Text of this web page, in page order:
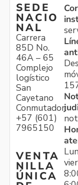
SEDE
NACIO
NAL
Carrera
85D No.
46A – 65
Complejo
logístico
San
Cayetano
Conmutador:
+57 (601)
7965150
VENTA
NILLA
ÚNICA